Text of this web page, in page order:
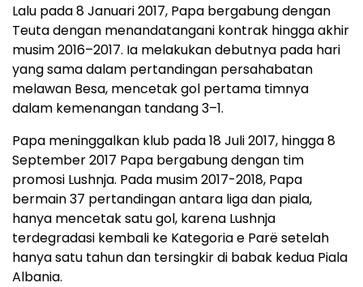
Lalu pada 8 Januari 2017, Papa bergabung dengan
Teuta dengan menandatangani kontrak hingga akhir
musim 2016–2017. Ia melakukan debutnya pada hari
yang sama dalam pertandingan persahabatan
melawan Besa, mencetak gol pertama timnya
dalam kemenangan tandang 3–1.
Papa meninggalkan klub pada 18 Juli 2017, hingga 8
September 2017 Papa bergabung dengan tim
promosi Lushnja. Pada musim 2017-2018, Papa
bermain 37 pertandingan antara liga dan piala,
hanya mencetak satu gol, karena Lushnja
terdegradasi kembali ke Kategoria e Parë setelah
hanya satu tahun dan tersingkir di babak kedua Piala
Albania.